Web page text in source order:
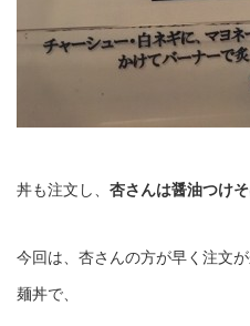
丼も注文し、 杏さんは醤油つけそ
今回は、杏さんの方が早く注文
麺丼で、